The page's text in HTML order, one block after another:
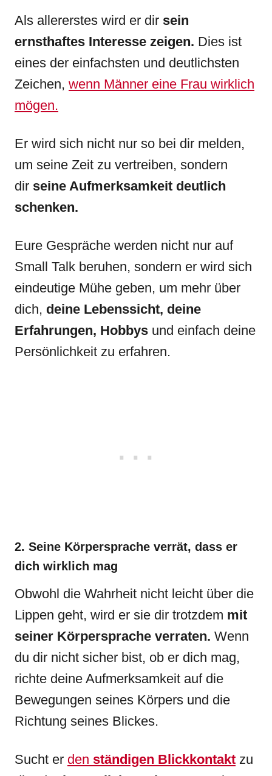
Als allererstes wird er dir sein
ernsthaftes Interesse zeigen. Dies ist
eines der einfachsten und deutlichsten
Zeichen, wenn Männer eine Frau wirklich
mögen.
Er wird sich nicht nur so bei dir melden,
um seine Zeit zu vertreiben, sondern
dir seine Aufmerksamkeit deutlich
schenken.
Eure Gespräche werden nicht nur auf
Small Talk beruhen, sondern er wird sich
eindeutige Mühe geben, um mehr über
dich, deine Lebenssicht, deine
Erfahrungen, Hobbys und einfach deine
Persönlichkeit zu erfahren.
2. Seine Körpersprache verrät, dass er
dich wirklich mag
Obwohl die Wahrheit nicht leicht über die
Lippen geht, wird er sie dir trotzdem mit
seiner Körpersprache verraten. Wenn
du dir nicht sicher bist, ob er dich mag,
richte deine Aufmerksamkeit auf die
Bewegungen seines Körpers und die
Richtung seines Blickes.
Sucht er den ständigen Blickkontakt zu